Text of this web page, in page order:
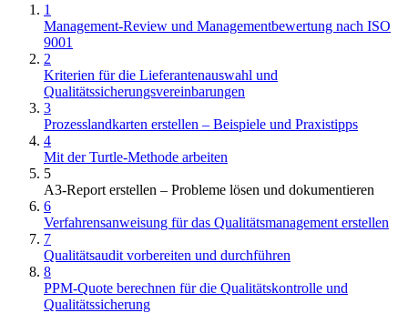
1
Management-Review und Managementbewertung nach ISO
9001
2
Kriterien für die Lieferantenauswahl und
Qualitätssicherungsvereinbarungen
3
Prozesslandkarten erstellen – Beispiele und Praxistipps
4
Mit der Turtle-Methode arbeiten
5
A3-Report erstellen – Probleme lösen und dokumentieren
6
Verfahrensanweisung für das Qualitätsmanagement erstellen
7
Qualitätsaudit vorbereiten und durchführen
8
PPM-Quote berechnen für die Qualitätskontrolle und
Qualitätssicherung